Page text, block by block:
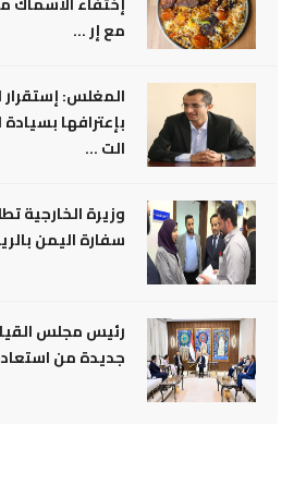
مع إر ...
المغلس:
بإعترافها
الت ...
وزيرة الخارجية
سفارة اليمن
رئيس مجلس
جديدة من